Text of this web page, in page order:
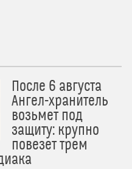
После 6 августа
Ангел-хранитель
возьмет под
защиту: крупно
повезет трем